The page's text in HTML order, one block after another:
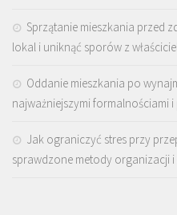
Sprzątanie mieszkania przed
lokal i uniknąć sporów z
Oddanie mieszkania po
najważniejszymi formalnościami i
Jak ograniczyć stres przy
sprawdzone metody organizacji